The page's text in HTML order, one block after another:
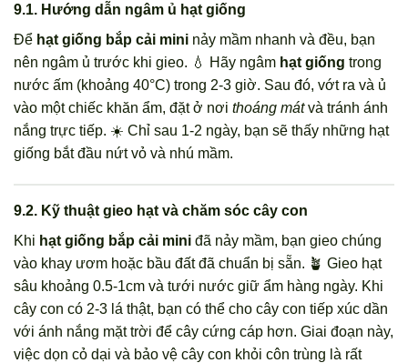
9.1. Hướng dẫn ngâm ủ hạt giống
Để hạt giống bắp cải mini nảy mầm nhanh và đều, bạn
nên ngâm ủ trước khi gieo. 💧 Hãy ngâm hạt giống trong
nước ấm (khoảng 40°C) trong 2-3 giờ. Sau đó, vớt ra và ủ
vào một chiếc khăn ẩm, đặt ở nơi thoáng mátvà tránh ánh
nắng trực tiếp. ☀️ Chỉ sau 1-2 ngày, bạn sẽ thấy những hạt
giống bắt đầu nứt vỏ và nhú mầm.
9.2. Kỹ thuật gieo hạt và chăm sóc cây con
Khi hạt giống bắp cải mini đã nảy mầm, bạn gieo chúng
vào khay ươm hoặc bầu đất đã chuẩn bị sẵn. 🪴 Gieo hạt
sâu khoảng 0.5-1cm và tưới nước giữ ẩm hàng ngày. Khi
cây con có 2-3 lá thật, bạn có thể cho cây con tiếp xúc dần
với ánh nắng mặt trời để cây cứng cáp hơn. Giai đoạn này,
việc dọn cỏ dại và bảo vệ cây con khỏi côn trùng là rất